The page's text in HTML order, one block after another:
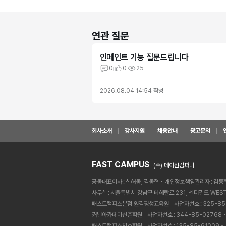
연관 질문
인페인트 기능 질문드립니다
0 0 25
2026.08.04 14:54 작성
회사소개 강사지원 채용안내 광고문의
FAST CAMPUS (주) 데이원컴퍼니
공동대표이사 신해동, 김동혁 개인정보책임관리자
김동
사무실 서울특별시 강남구 테헤란로 231, 센터필드
패스트캠퍼스분점 원격평생교육원ㅤ 사업자번호 325-
커널아카데미신촌학원ㅤ 사업자번호 344-85-02768